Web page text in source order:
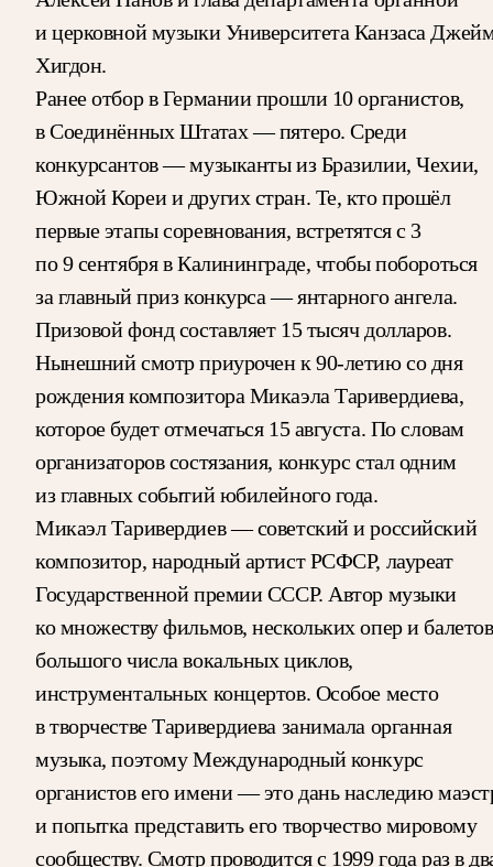
и церковной музыки Университета Канзаса
Хигдон.
Ранее отбор в Германии прошли 10 органистов,
в Соединённых Штатах — пятеро. Среди
конкурсантов — музыканты из Бразилии, Чехии,
Южной Кореи и других стран. Те, кто прошёл
первые этапы соревнования, встретятся с 3
по 9 сентября в Калининграде, чтобы побороться
за главный приз конкурса — янтарного ангела.
Призовой фонд составляет 15 тысяч долларов.
Нынешний смотр приурочен к 90-летию со дня
рождения композитора Микаэла Таривердиева,
которое будет отмечаться 15 августа. По словам
организаторов состязания, конкурс стал одним
из главных событий юбилейного года.
Микаэл Таривердиев — советский и российский
композитор, народный артист РСФСР, лауреат
Государственной премии СССР. Автор музыки
ко множеству фильмов, нескольких опер и
большого числа вокальных циклов,
инструментальных концертов. Особое место
в творчестве Таривердиева занимала органная
музыка, поэтому Международный конкурс
органистов его имени — это дань наследию
и попытка представить его творчество мировому
сообществу. Смотр проводится с 1999 года раз в